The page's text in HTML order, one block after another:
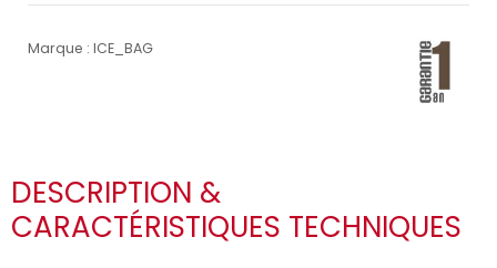
Marque : ICE_BAG
DESCRIPTION &
CARACTÉRISTIQUES TECHNIQUES